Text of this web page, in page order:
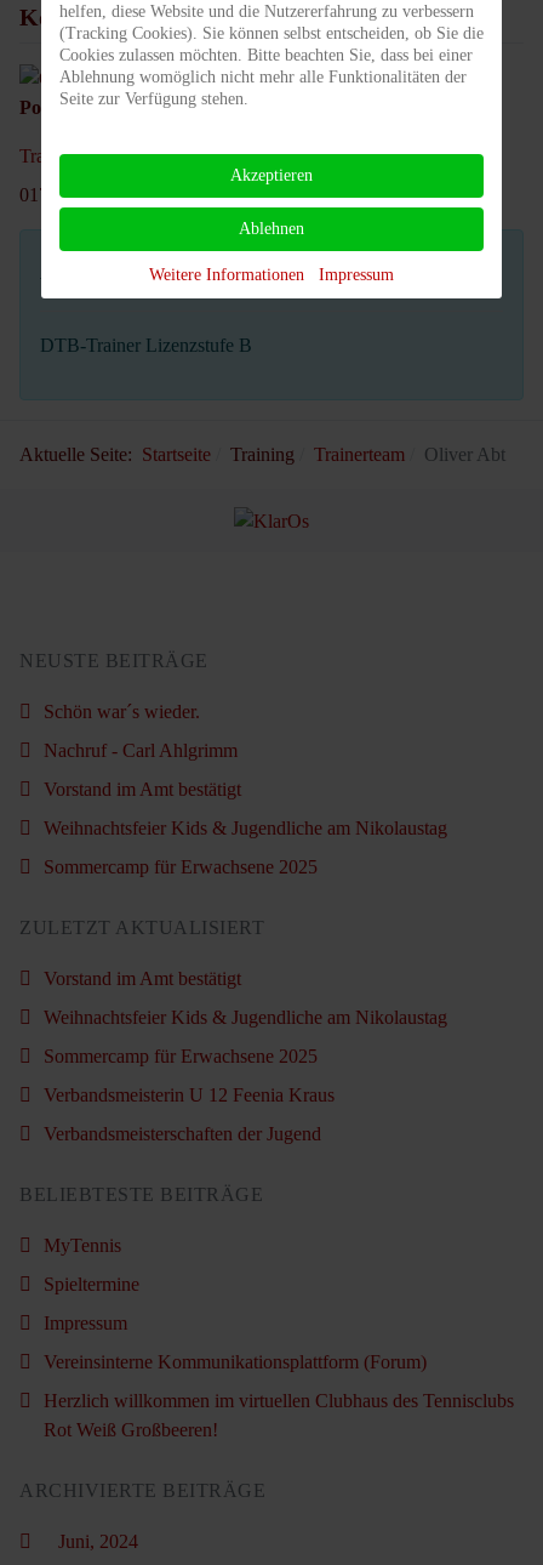
Kontakt
Position: Abteilung Jugend & Erwachsene
Trainer_Olli@tc-rotweiss-grossbeeren.de
0170 1434484
Weitere Informationen
DTB-Trainer Lizenzstufe B
Aktuelle Seite: Startseite Training Trainerteam Oliver Abt
NEUSTE BEITRÄGE
Schön war´s wieder.
Nachruf - Carl Ahlgrimm
Vorstand im Amt bestätigt
Weihnachtsfeier Kids & Jugendliche am Nikolaustag
Sommercamp für Erwachsene 2025
ZULETZT AKTUALISIERT
Vorstand im Amt bestätigt
Weihnachtsfeier Kids & Jugendliche am Nikolaustag
Sommercamp für Erwachsene 2025
Verbandsmeisterin U 12 Feenia Kraus
Verbandsmeisterschaften der Jugend
BELIEBTESTE BEITRÄGE
MyTennis
Spieltermine
Impressum
Vereinsinterne Kommunikationsplattform (Forum)
Herzlich willkommen im virtuellen Clubhaus des Tennisclubs
Rot Weiß Großbeeren!
ARCHIVIERTE BEITRÄGE
Juni, 2024
helfen, diese Website und die Nutzererfahrung zu verbessern
(Tracking Cookies). Sie können selbst entscheiden, ob Sie die
Cookies zulassen möchten. Bitte beachten Sie, dass bei einer
Ablehnung womöglich nicht mehr alle Funktionalitäten der
Seite zur Verfügung stehen.
Akzeptieren
Ablehnen
Weitere Informationen Impressum